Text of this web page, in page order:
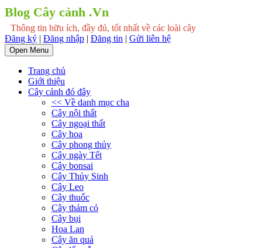
Blog Cây cảnh .Vn
Thông tin hữu ích, đầy đủ, tốt nhất về các loài cây
Đăng ký | Đăng nhập | Đăng tin | Gửi liên hệ
Open Menu
Trang chủ
Giới thiệu
Cây cảnh đó đây
<< Về danh mục cha
Cây nội thất
Cây ngoại thất
Cây hoa
Cây phong thủy
Cây ngày Tết
Cây bonsai
Cây Thủy Sinh
Cây Leo
Cây thuốc
Cây thảm cỏ
Cây bụi
Hoa Lan
Cây ăn quả